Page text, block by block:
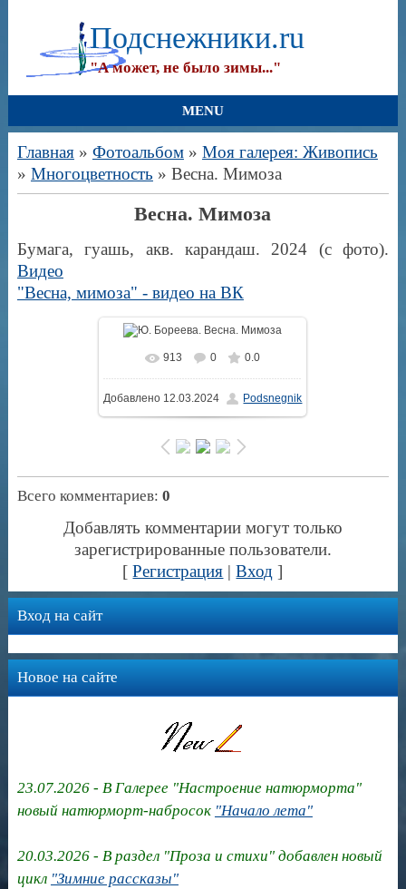
Подснежники.ru
"А может, не было зимы..."
MENU
Главная» Фотоальбом» Моя галерея: Живопись
» Многоцветность » Весна. Мимоза
Весна. Мимоза
Бумага, гуашь, акв. карандаш. 2024 (с фото).
Видео
"Весна, мимоза" - видео на ВК
В реальном размере 1169x1600
/ 726.0Kb
913 0 0.0
Добавлено 12.03.2024 Podsnegnik
Всего комментариев: 0
Добавлять комментарии могут только
зарегистрированные пользователи.
[Регистрация |Вход ]
Вход на сайт
Новое на сайте
23.07.2026 - В Галерее "Настроение натюрморта"
новый натюрморт-набросок "Начало лета"
20.03.2026 - В раздел "Проза и стихи" добавлен новый
цикл "Зимние рассказы"